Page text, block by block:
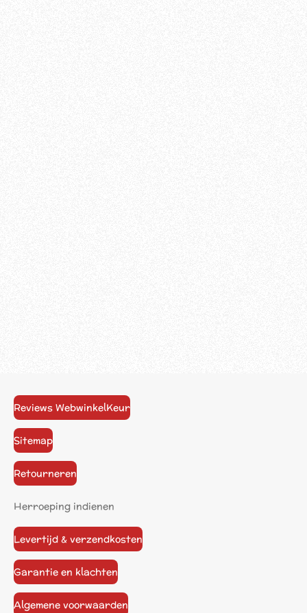
Reviews WebwinkelKeur
Sitemap
Retourneren
Herroeping indienen
Levertijd & verzendkosten
Garantie en klachten
Algemene voorwaarden